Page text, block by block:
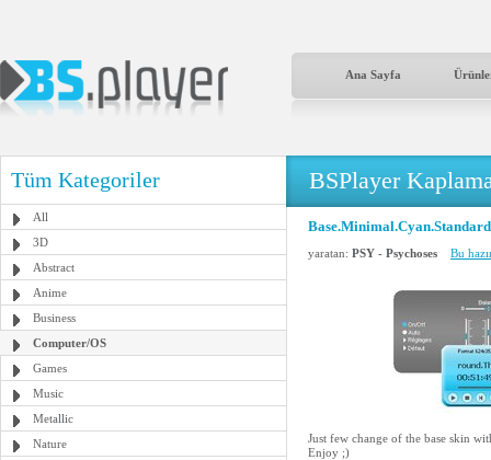
Ana Sayfa
Tüm Kategoriler
All
3D
Abstract
Anime
Business
Computer/OS
Games
Music
Metallic
Nature
BSPlayer
yaratan: PSY - Psychoses Bu
Just few change of the base skin
Enjoy ;)